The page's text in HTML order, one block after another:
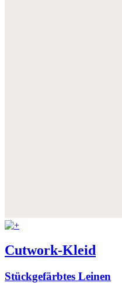
Cutwork-Kleid
Stückgefärbtes Leinen